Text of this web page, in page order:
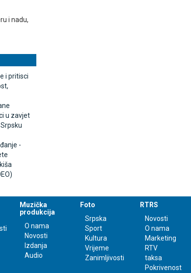
i nadu,
i pritisci
u zavjet
-
Muzička
produkcija
O nama
Novosti
Izdanja
Audio
Foto
Srpska
Sport
Kultura
Vrijeme
Zanimljivosti
RTRS
Novosti
O nama
Marketing
RTV
taksa
Pokrivenost